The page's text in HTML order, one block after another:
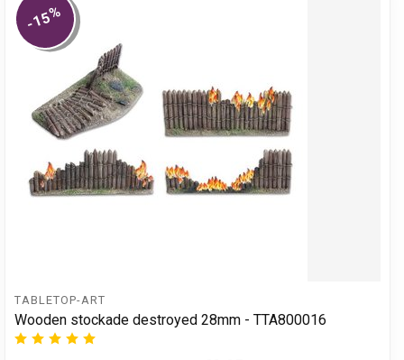
-15%
TABLETOP-ART
Wooden stockade destroyed 28mm - TTA800016